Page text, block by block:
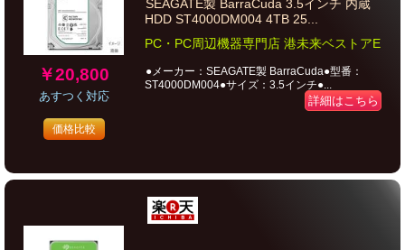
￥20,800
あすつく対応
価格比較
SEAGATE製 BarraCuda 3.5インチ 内蔵
HDD ST4000DM004 4TB 25...
PC・PC周辺機器専門店 港未来ベストアE
●メーカー：SEAGATE製 BarraCuda●型番：
ST4000DM004●サイズ：3.5インチ●...
詳細はこちら